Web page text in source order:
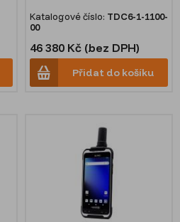
Katalogové číslo: TDC6-1-1100-
00
46 380 Kč (bez DPH)
Přidat do košíku